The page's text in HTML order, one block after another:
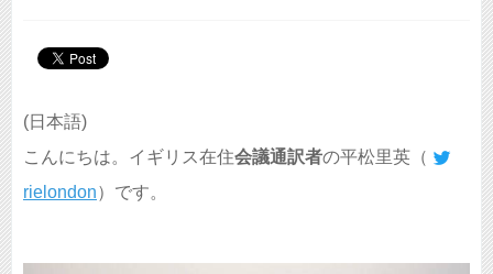
(日本語)
こんにちは。イギリス在住会議通訳者の平松里英（
rielondon）です。